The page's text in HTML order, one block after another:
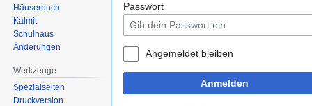
Passwort
Angemeldet bleiben
Anmelden
Häuserbuch
Kalmit
Schulhaus
Änderungen
Werkzeuge
Spezialseiten
Druckversion